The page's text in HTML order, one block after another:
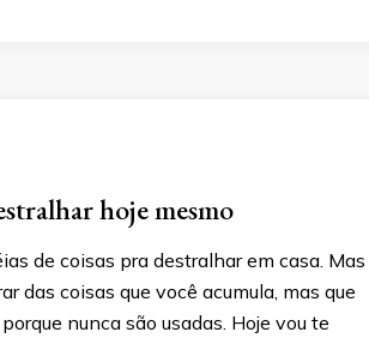
hoje mesmo
de coisas pra destralhar em casa. Mas
das coisas que você acumula, mas que
nunca são usadas. Hoje vou te